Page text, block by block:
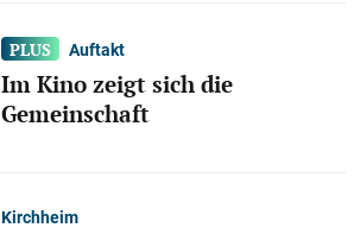
Auftakt
Im Kino zeigt sich die
Gemeinschaft
Kirchheim